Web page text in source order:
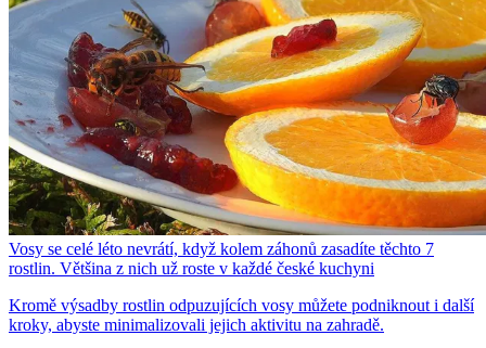
Vosy se celé léto nevrátí, když kolem záhonů zasadíte těchto 7
rostlin. Většina z nich už roste v každé české kuchyni
Kromě výsadby rostlin odpuzujících vosy můžete podniknout i další
kroky, abyste minimalizovali jejich aktivitu na zahradě.